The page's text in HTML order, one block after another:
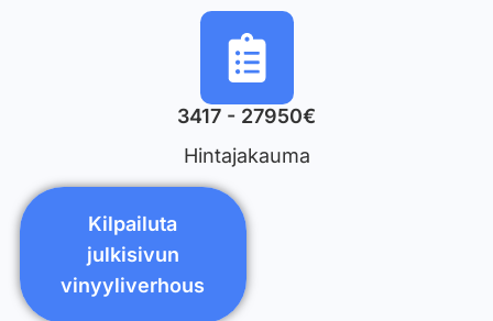
3417 - 27950€
Hintajakauma
Kilpailuta
julkisivun
vinyyliverhous